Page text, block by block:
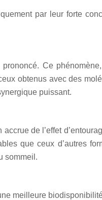
par leur forte
prononcé. Ce
obtenus avec des
puissant.
de l’effet
que ceux d’autres
sommeil.
meilleure